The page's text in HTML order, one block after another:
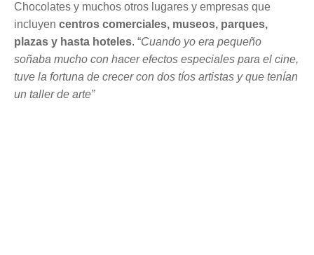
Chocolates y muchos otros lugares y empresas que
incluyen centros comerciales, museos, parques,
plazas y hasta hoteles. “Cuando yo era pequeño
soñaba mucho con hacer efectos especiales para el cine,
tuve la fortuna de crecer con dos tíos artistas y que tenían
un taller de arte”